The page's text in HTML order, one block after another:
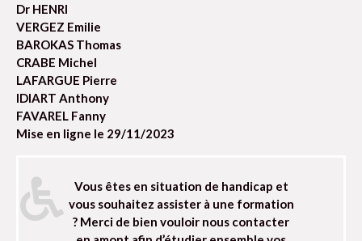
Dr HENRI
VERGEZ Emilie
BAROKAS Thomas
CRABE Michel
LAFARGUE Pierre
IDIART Anthony
FAVAREL Fanny
Mise en ligne le 29/11/2023
Vous êtes en situation de handicap et
vous souhaitez assister à une formation
? Merci de bien vouloir nous contacter